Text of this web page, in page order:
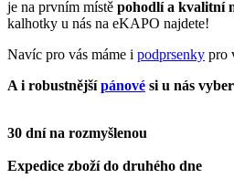
je na prvním místě pohodlí a kvalitní
kalhotky u nás na eKAPO najdete!
Navíc pro vás máme i podprsenky pro
A i robustnějšípánové si u nás
30 dní na rozmyšlenou
Expedice zboží do druhého dne